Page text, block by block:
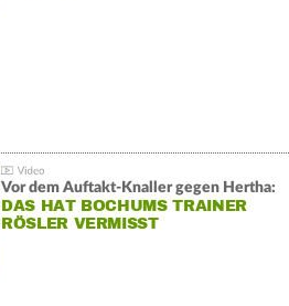
Vor dem Auftakt-Knaller gegen Hertha:
DAS HAT BOCHUMS TRAINER
RÖSLER VERMISST